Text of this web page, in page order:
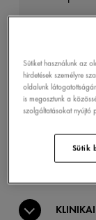
ÁLLAG
Sütiket használunk az
hirdetések személyre
oldalunk
is megosztunk a
szolgáltatásokat nyújtó
Sütik